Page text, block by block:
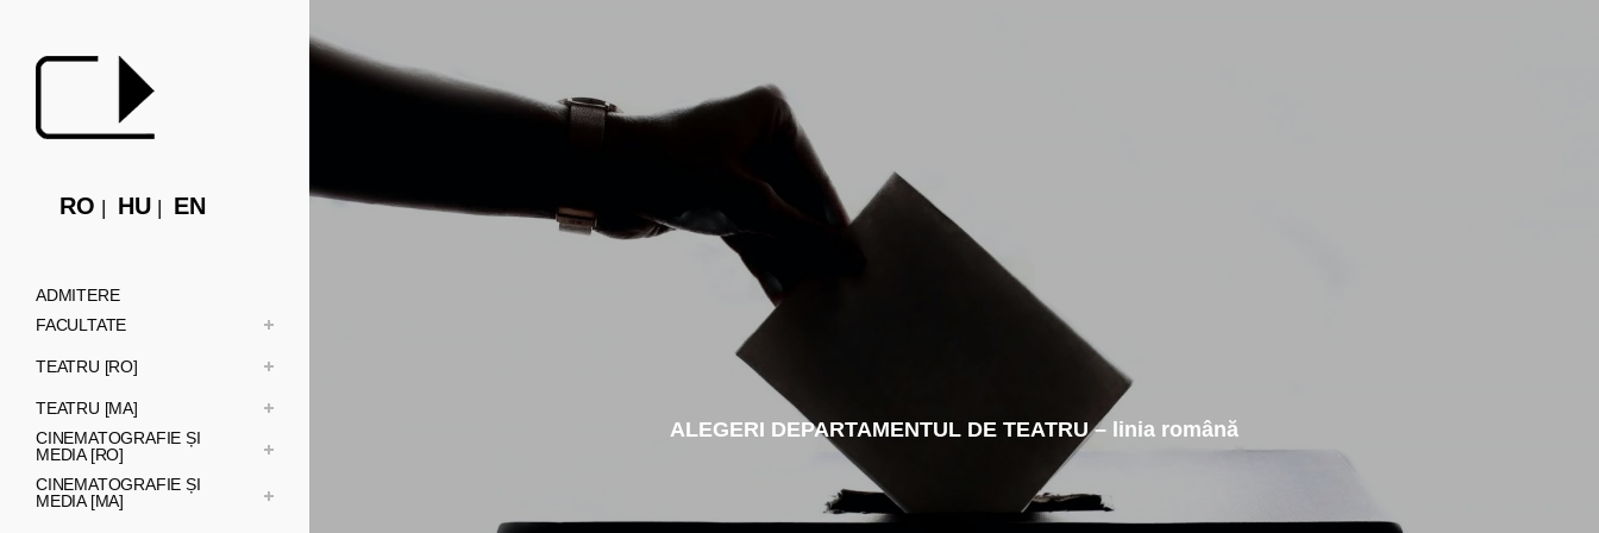
RO HU EN
ADMITERE
FACULTATE
TEATRU [RO]
TEATRU [MA]
CINEMATOGRAFIE ȘI
MEDIA [RO]
CINEMATOGRAFIE ȘI
MEDIA [MA]
ALEGERI DEPARTAMENTUL DE TEATRU – linia română